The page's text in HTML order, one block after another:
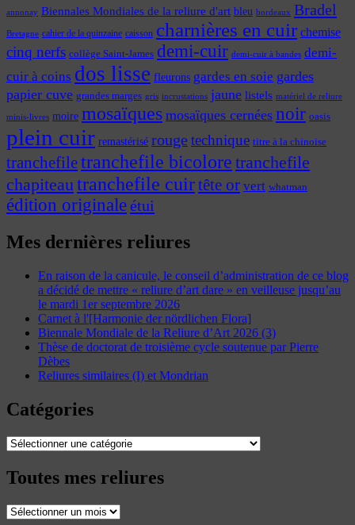
annonay Biennales Mondiales de la reliure d'art bleu bordeaux Bradel
Bretagne cahier de la quinzaine caisson charnières en cuir chemise
cinq nerfs collège Saint-James demi-cuir demi-cuir à bandes demi-
cuir à coins dos lisse fleurons gardes en soie gardes
papier cuve grandes marges gris incrustations jaune listels matériel de reliure
minis-livres moire mosaïques mosaïques cernées noir oasis
plein cuir remastérisé rougetechnique titre à la chinoise
tranchefiletranchefile bicolore tranchefile
chapiteautranchefile cuirtête or vert whatman
édition originaleétui
Mes dernières reliures
En raison de la canicule, le conseil d’administration de ce blog
a décidé de mettre « reliure d’art dare » en veilleuse jusqu’au
le mardi 1er septembre 2026
Carnet à l'[Harmonie der nördlichen Flora]
Biennale Mondiale de la Reliure d’Art 2026 (3)
Thèse de doctorat de troisième cycle soutenue par Pierre
Dèbes
Reliures similaires (I) et Mondrian
Catégories
Catégories
Toutes mes reliures
Toutes